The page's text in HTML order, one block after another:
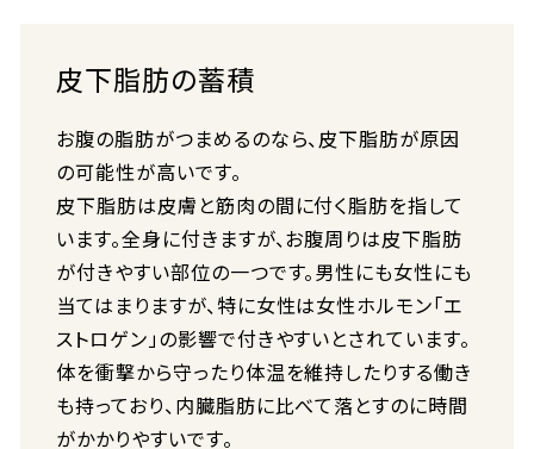
皮下脂肪の蓄積
お腹の脂肪がつまめるのなら、皮下脂肪が原因
の可能性が高いです。
皮下脂肪は皮膚と筋肉の間に付く脂肪を指して
います。全身に付きますが、お腹周りは皮下脂肪
が付きやすい部位の一つです。男性にも女性にも
当てはまりますが、特に女性は女性ホルモン「エ
ストロゲン」の影響で付きやすいとされています。
体を衝撃から守ったり体温を維持したりする働き
も持っており、内臓脂肪に比べて落とすのに時間
がかかりやすいです。